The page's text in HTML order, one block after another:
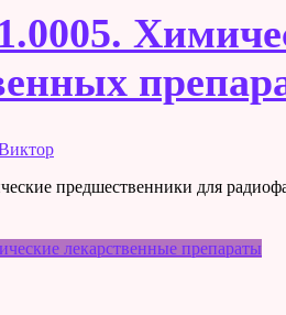
предшественники для
лекарственные препараты